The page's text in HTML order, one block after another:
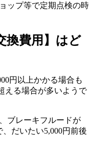
ップ等で定期点検の時
換費用】はど
円以上かかる場合も
える場合が多いようで
ブレーキフルードが
、だいたい5,000円前後